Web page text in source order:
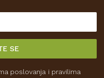
SE
poslovanja i pravilima